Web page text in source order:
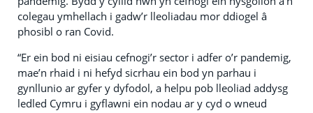
colegau ymhellach i gadw’r lleoliadau mor ddiogel â
phosibl o ran Covid.
“Er ein bod ni eisiau cefnogi’r sector i adfer o’r pandemig,
mae’n rhaid i ni hefyd sicrhau ein bod yn parhau i
gynllunio ar gyfer y dyfodol, a helpu pob lleoliad addysg
ledled Cymru i gyflawni ein nodau ar y cyd o wneud